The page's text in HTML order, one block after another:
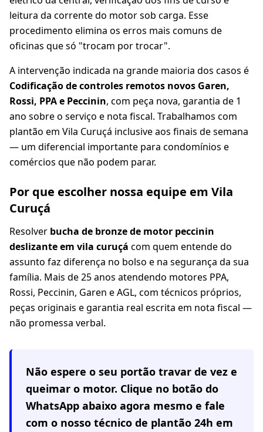
leitura da corrente do motor sob carga. Esse
procedimento elimina os erros mais comuns de
oficinas que só "trocam por trocar".
A intervenção indicada na grande maioria dos casos é
Codificação de controles remotos novos Garen,
Rossi, PPA e Peccinin, com peça nova, garantia de 1
ano sobre o serviço e nota fiscal. Trabalhamos com
plantão em Vila Curuçá inclusive aos finais de semana
— um diferencial importante para condomínios e
comércios que não podem parar.
Por que escolher nossa equipe em Vila
Curuçá
Resolver bucha de bronze de motor peccinin
deslizante em vila curuçá com quem entende do
assunto faz diferença no bolso e na segurança da sua
família. Mais de 25 anos atendendo motores PPA,
Rossi, Peccinin, Garen e AGL, com técnicos próprios,
peças originais e garantia real escrita em nota fiscal —
não promessa verbal.
Não espere o seu portão travar de vez e
queimar o motor. Clique no botão do
WhatsApp abaixo agora mesmo e fale
com o nosso técnico de plantão 24h em